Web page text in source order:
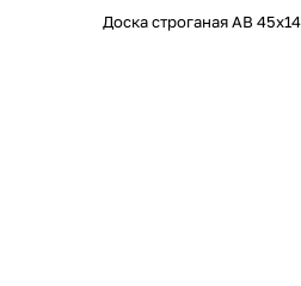
Доска строганая AB